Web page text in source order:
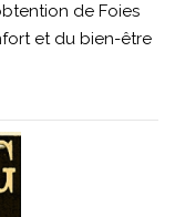
de Foies
et du bien-être